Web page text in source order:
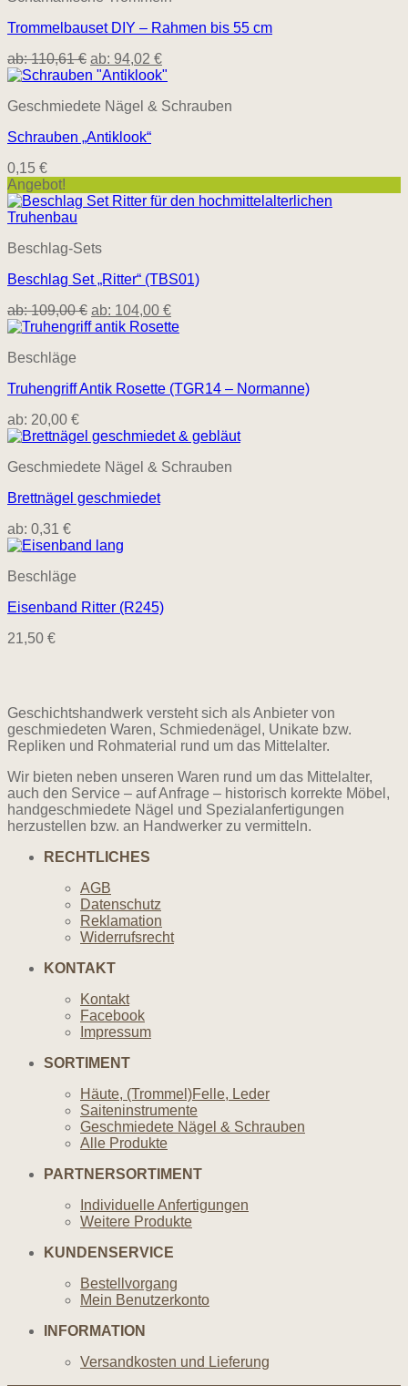
Trommelbauset DIY – Rahmen bis 55 cm
ab:110,61€ ab: 94,02 €
Geschmiedete Nägel & Schrauben
Schrauben „Antiklook“
0,15 €
Angebot!
Beschlag-Sets
Beschlag Set „Ritter“ (TBS01)
ab:109,00€ ab: 104,00 €
Beschläge
Truhengriff Antik Rosette (TGR14 – Normanne)
ab: 20,00 €
Geschmiedete Nägel & Schrauben
Brettnägel geschmiedet
ab: 0,31 €
Beschläge
Eisenband Ritter (R245)
21,50 €
Geschichtshandwerk versteht sich als Anbieter von
geschmiedeten Waren, Schmiedenägel, Unikate bzw.
Repliken und Rohmaterial rund um das Mittelalter.
Wir bieten neben unseren Waren rund um das Mittelalter,
auch den Service – auf Anfrage – historisch korrekte Möbel,
handgeschmiedete Nägel und Spezialanfertigungen
herzustellen bzw. an Handwerker zu vermitteln.
RECHTLICHES
AGB
Datenschutz
Reklamation
Widerrufsrecht
KONTAKT
Kontakt
Facebook
Impressum
SORTIMENT
Häute, (Trommel)Felle, Leder
Saiteninstrumente
Geschmiedete Nägel & Schrauben
Alle Produkte
PARTNERSORTIMENT
Individuelle Anfertigungen
Weitere Produkte
KUNDENSERVICE
Bestellvorgang
Mein Benutzerkonto
INFORMATION
Versandkosten und Lieferung